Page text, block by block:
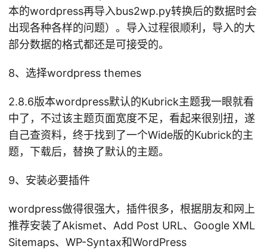
本的wordpress再导入bus2wp.py转换后的数据时会
出现各种各样的问题）。导入过程很顺利，导入的大
部分数据的格式都还是可接受的。
8、选择wordpress themes
2.8.6版本wordpress默认的Kubrick主题我一眼就看
中了，不过该主题页面宽度不足，看起来很别扭，遂
自己查资料，终于找到了一个Wide版的Kubrick的主
题，下载后，替换了默认的主题。
9、安装必要插件
wordpress做得很强大，插件很多，根据朋友和网上
推荐安装了Akismet、Add Post URL、Google XML
Sitemaps、WP-Syntax和WordPress